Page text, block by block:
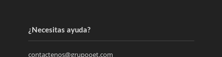
¿Necesitas ayuda?
contactenos@grupooet.com